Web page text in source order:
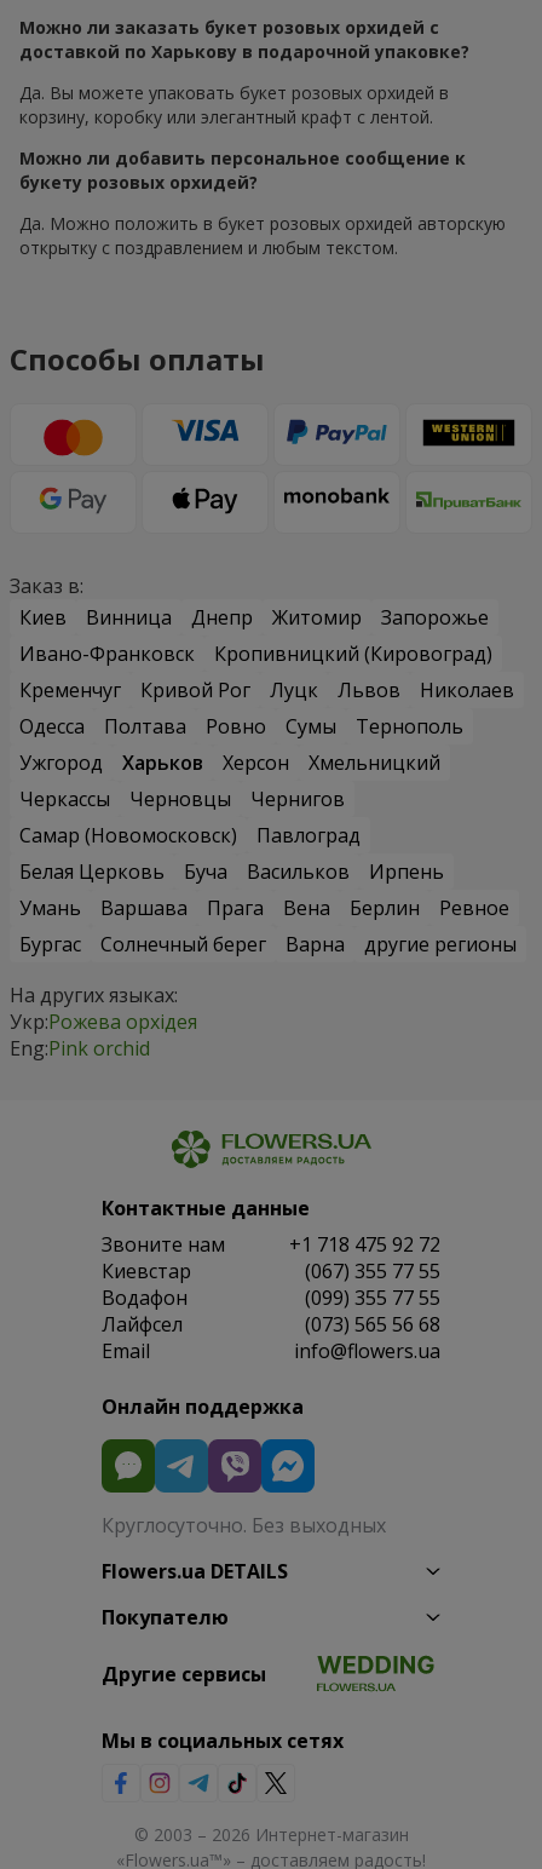
Можно ли заказать букет розовых орхидей с
доставкой по Харькову в подарочной упаковке?
Да. Вы можете упаковать букет розовых орхидей в
корзину, коробку или элегантный крафт с лентой.
Можно ли добавить персональное сообщение к
букету розовых орхидей?
Да. Можно положить в букет розовых орхидей авторскую
открытку с поздравлением и любым текстом.
Способы оплаты
Заказ в:
Киев
Винница Днепр Житомир
Запорожье
Ивано-Франковск
Кропивницкий (Кировоград)
Кременчуг
Кривой Рог Луцк Львов
Николаев
Одесса
Полтава Ровно Сумы
Тернополь
Ужгород
Харьков Херсон
Хмельницкий
Черкассы
Черновцы
Чернигов
Самар (Новомосковск)
Павлоград
Белая Церковь
Буча Васильков
Ирпень
Умань
Варшава Прага Вена Берлин
Ревное
Бургас
Солнечный берег Варна
другие регионы
На других языках:
Укр:Рожева орхідея
Eng:Pink orchid
Контактные данные
Звоните нам
+1 718 475 92 72
Киевстар
(067) 355 77 55
Водафон
(099) 355 77 55
Лайфсел
(073) 565 56 68
Email
info@flowers.ua
Онлайн поддержка
Круглосуточно. Без выходных
Flowers.ua DETAILS
Покупателю
Другие сервисы
Мы в социальных сетях
© 2003 – 2026 Интернет-магазин
«Flowers.ua™» – доставляем радость!